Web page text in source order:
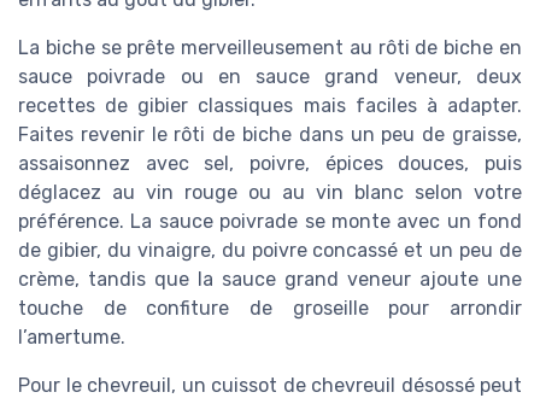
La biche se prête merveilleusement au rôti de biche en
sauce poivrade ou en sauce grand veneur, deux
recettes de gibier classiques mais faciles à adapter.
Faites revenir le rôti de biche dans un peu de graisse,
assaisonnez avec sel, poivre, épices douces, puis
déglacez au vin rouge ou au vin blanc selon votre
préférence. La sauce poivrade se monte avec un fond
de gibier, du vinaigre, du poivre concassé et un peu de
crème, tandis que la sauce grand veneur ajoute une
touche de confiture de groseille pour arrondir
l’amertume.
Pour le chevreuil, un cuissot de chevreuil désossé peut